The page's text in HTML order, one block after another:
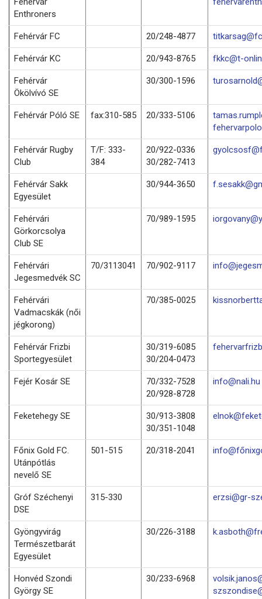
Enthroners
Fehérvár FC 20/248-4877
Fehérvár KC 20/943-8765 fkkc@t-
Fehérvár
Ökölvívó SE
30/300-1596
Fehérvár Póló SE fax:310-585 20/333-5106
Fehérvár Rugby
Club
T/F: 333-
384
20/922-0336
30/282-7413
Fehérvár Sakk
Egyesület
30/944-3650
Fehérvári
Görkorcsolya
Club SE
70/989-1595
Fehérvári
Jegesmedvék SC
70/3113041 70/902-9117
Fehérvári
Vadmacskák (női
jégkorong)
70/385-0025
Fehérvár Frizbi
Sportegyesület
30/319-6085
30/204-0473
Fejér Kosár SE
70/332-7528
20/928-8728
info@nali.hu
Feketehegy SE
30/913-3808
30/351-1048
Főnix Gold FC.
Utánpótlás
nevelő SE
501-515 20/318-2041
Gróf Széchenyi
DSE
315-330 erzsi@gr-
Gyöngyvirág
Természetbarát
Egyesület
30/226-3188
Honvéd Szondi
György SE
30/233-6968